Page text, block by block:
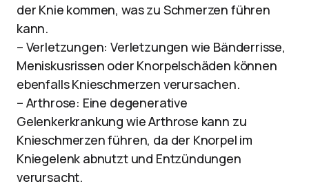
der Knie kommen, was zu Schmerzen führen
kann.
– Verletzungen: Verletzungen wie Bänderrisse,
Meniskusrissen oder Knorpelschäden können
ebenfalls Knieschmerzen verursachen.
– Arthrose: Eine degenerative
Gelenkerkrankung wie Arthrose kann zu
Knieschmerzen führen, da der Knorpel im
Kniegelenk abnutzt und Entzündungen
verursacht.